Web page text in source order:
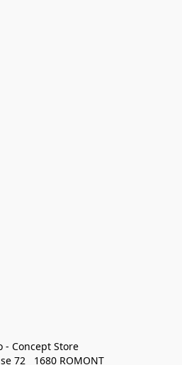
- Concept Store
72   1680 ROMONT